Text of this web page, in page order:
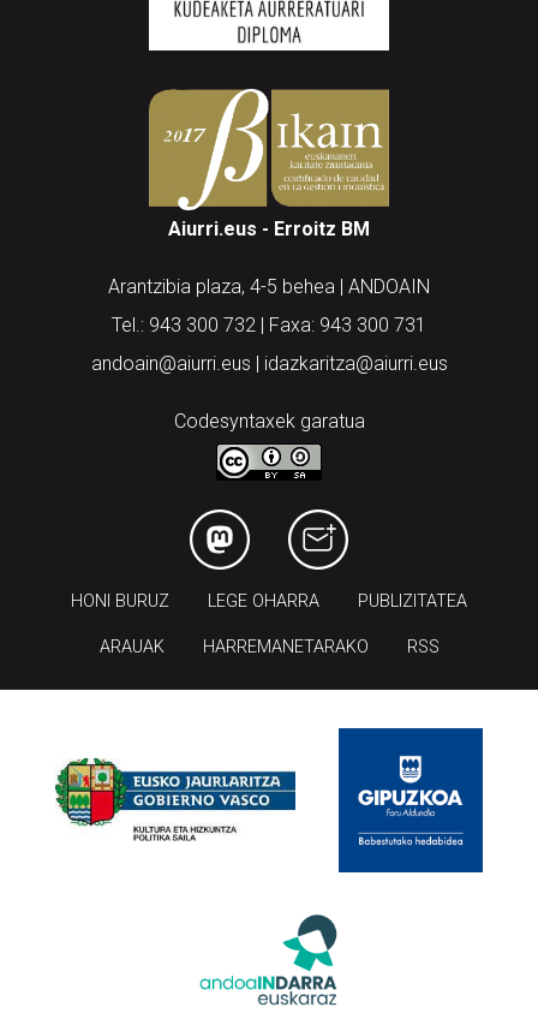
Aiurri.eus - Erroitz BM
Arantzibia plaza, 4-5 behea | ANDOAIN
Tel.: 943 300 732 | Faxa: 943 300 731
andoain@aiurri.eus | idazkaritza@aiurri.eus
Codesyntaxek garatua
HONI BURUZ LEGE OHARRA PUBLIZITATEA
ARAUAK HARREMANETARAKO RSS